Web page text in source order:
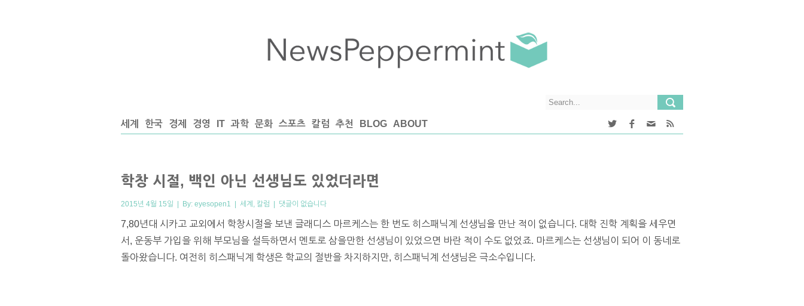
세계 한국 경제 경영 IT 과학 문화 스포츠 칼럼 추천 BLOG ABOUT
학창 시절, 백인 아닌 선생님도 있었더라면
2015년 4월 15일 | By: eyesopen1 | 세계 , 칼럼 | 댓글이 없습니다
7,80년대 시카고 교외에서 학창시절을 보낸 글래디스 마르케스는 한 번도 히스패닉계 선생님을 만난 적이 없습니다. 대학 진학 계획을 세우면
서, 운동부 가입을 위해 부모님을 설득하면서 멘토로 삼을만한 선생님이 있었으면 바란 적이 수도 없었죠. 마르케스는 선생님이 되어 이 동네로
돌아왔습니다. 여전히 히스패닉계 학생은 학교의 절반을 차지하지만, 히스패닉계 선생님은 극소수입니다.